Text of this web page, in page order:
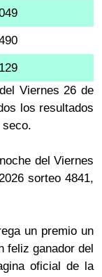
129
Viernes 26 de
los resultados
del Viernes
sorteo 4841,
un premio un
feliz ganador del
oficial de la